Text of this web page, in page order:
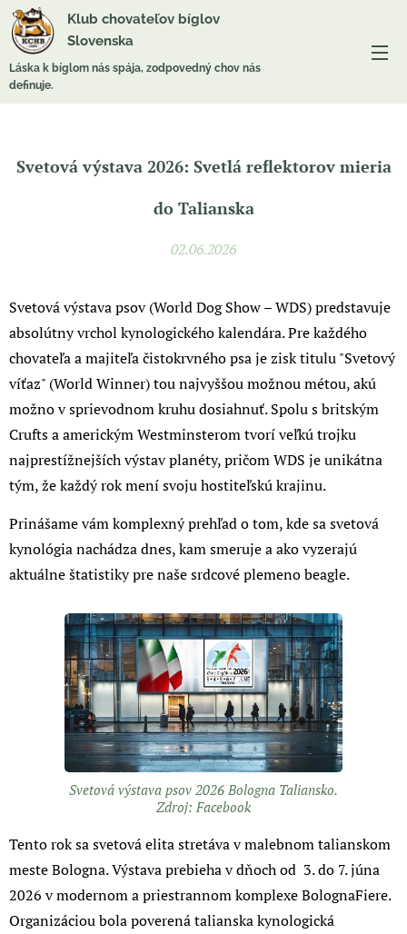
Klub chovateľov bíglov
Slovenska
Láska k bíglom nás spája, zodpovedný chov nás
definuje.
Svetová výstava 2026: Svetlá reflektorov mieria
do Talianska
02.06.2026
Svetová výstava psov (World Dog Show – WDS) predstavuje
absolútny vrchol kynologického kalendára. Pre každého
chovateľa a majiteľa čistokrvného psa je zisk titulu "Svetový
víťaz" (World Winner) tou najvyššou možnou métou, akú
možno v sprievodnom kruhu dosiahnuť. Spolu s britským
Crufts a americkým Westminsterom tvorí veľkú trojku
najprestížnejších výstav planéty, pričom WDS je unikátna
tým, že každý rok mení svoju hostiteľskú krajinu.
Prinášame vám komplexný prehľad o tom, kde sa svetová
kynológia nachádza dnes, kam smeruje a ako vyzerajú
aktuálne štatistiky pre naše srdcové plemeno beagle.
Svetová výstava psov 2026 Bologna Taliansko.
Zdroj: Facebook
Tento rok sa svetová elita stretáva v malebnom talianskom
meste Bologna. Výstava prebieha v dňoch od 3. do 7. júna
2026 v modernom a priestrannom komplexe BolognaFiere.
Organizáciou bola poverená talianska kynologická